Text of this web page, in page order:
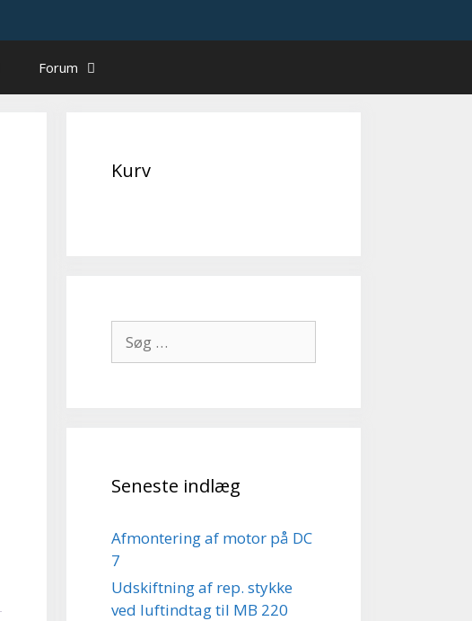
Forum
Kurv
efter:
Seneste indlæg
Afmontering af motor på DC
7
Udskiftning af rep. stykke
ved luftindtag til MB 220